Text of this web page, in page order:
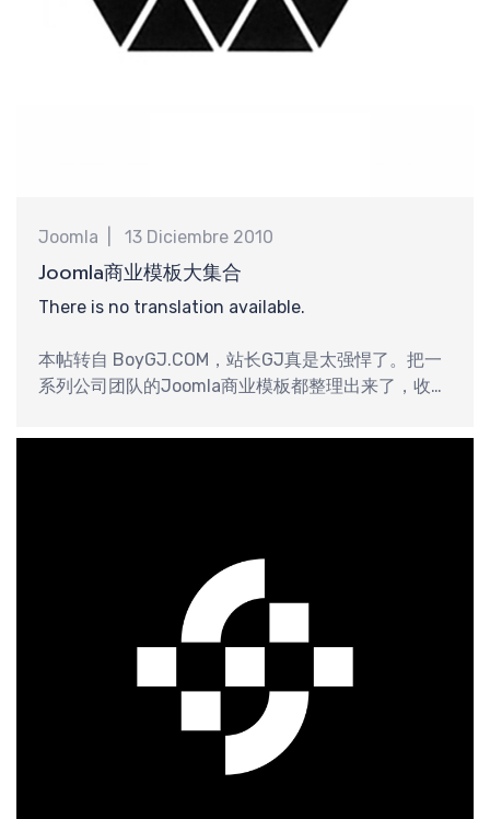
Joomla 13 Diciembre 2010
Joomla商业模板大集合
There is no translation available.
本帖转自 BoyGJ.COM，站长GJ真是太强悍了。把一
系列公司团队的Joomla商业模板都整理出来了，收集
东西自己一人独享，特此把这好东西让大家一起分